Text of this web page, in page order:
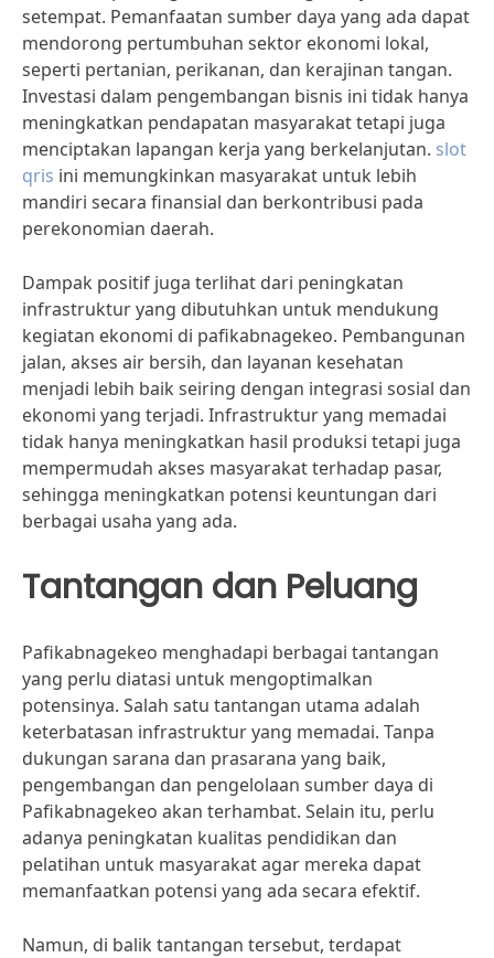
setempat. Pemanfaatan sumber daya yang ada dapat
mendorong pertumbuhan sektor ekonomi lokal,
seperti pertanian, perikanan, dan kerajinan tangan.
Investasi dalam pengembangan bisnis ini tidak hanya
meningkatkan pendapatan masyarakat tetapi juga
menciptakan lapangan kerja yang berkelanjutan. slot
qris ini memungkinkan masyarakat untuk lebih
mandiri secara finansial dan berkontribusi pada
perekonomian daerah.
Dampak positif juga terlihat dari peningkatan
infrastruktur yang dibutuhkan untuk mendukung
kegiatan ekonomi di pafikabnagekeo. Pembangunan
jalan, akses air bersih, dan layanan kesehatan
menjadi lebih baik seiring dengan integrasi sosial dan
ekonomi yang terjadi. Infrastruktur yang memadai
tidak hanya meningkatkan hasil produksi tetapi juga
mempermudah akses masyarakat terhadap pasar,
sehingga meningkatkan potensi keuntungan dari
berbagai usaha yang ada.
Tantangan dan Peluang
Pafikabnagekeo menghadapi berbagai tantangan
yang perlu diatasi untuk mengoptimalkan
potensinya. Salah satu tantangan utama adalah
keterbatasan infrastruktur yang memadai. Tanpa
dukungan sarana dan prasarana yang baik,
pengembangan dan pengelolaan sumber daya di
Pafikabnagekeo akan terhambat. Selain itu, perlu
adanya peningkatan kualitas pendidikan dan
pelatihan untuk masyarakat agar mereka dapat
memanfaatkan potensi yang ada secara efektif.
Namun, di balik tantangan tersebut, terdapat